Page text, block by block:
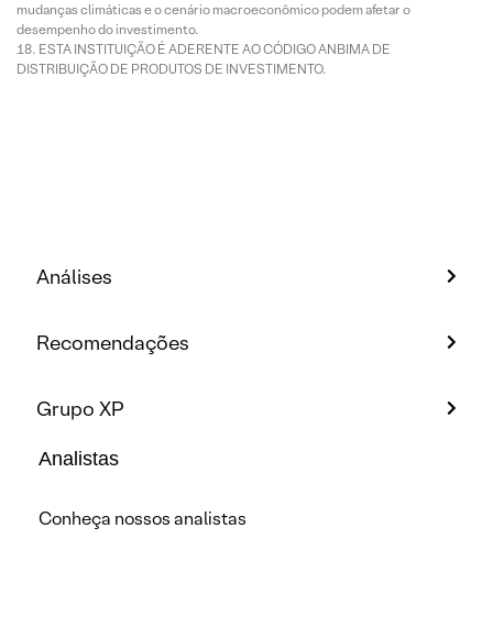
mudanças climáticas e o cenário macroeconômico podem afetar o
desempenho do investimento.
ESTA INSTITUIÇÃO É ADERENTE AO CÓDIGO ANBIMA DE
DISTRIBUIÇÃO DE PRODUTOS DE INVESTIMENTO.
Análises
Recomendações
Grupo XP
Analistas
Conheça nossos analistas